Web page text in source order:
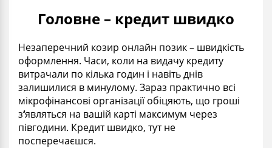
Головне – кредит швидко
Незаперечний козир онлайн позик – швидкість
оформлення. Часи, коли на видачу кредиту
витрачали по кілька годин і навіть днів
залишилися в минулому. Зараз практично всі
мікрофінансові організації обіцяють, що гроші
з‘являться на вашій карті максимум через
півгодини. Кредит швидко, тут не
посперечаєшся.